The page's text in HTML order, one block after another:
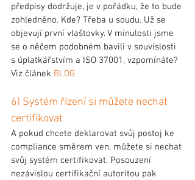
předpisy dodržuje, je v pořádku, že to bude
zohledněno. Kde? Třeba u soudu. Už se
objevují první vlaštovky. V minulosti jsme
se o něčem podobném bavili v souvislosti
s úplatkářstvím a ISO 37001, vzpomínáte?
Viz článek BLOG
6) Systém řízení si můžete nechat
certifikovat
A pokud chcete deklarovat svůj postoj ke
compliance směrem ven, můžete si nechat
svůj systém certifikovat. Posouzení
nezávislou certifikační autoritou pak